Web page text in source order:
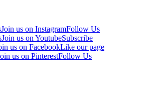
Join us on InstagramFollow Us
Join us on YoutubeSubscribe
us on FacebookLike our page
us on PinterestFollow Us